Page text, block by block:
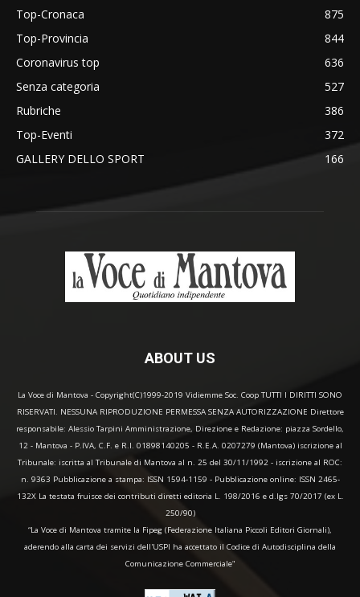
Top-Cronaca
875
Top-Provincia
844
Coronavirus top
636
Senza categoria
527
Rubriche
386
Top-Eventi
372
GALLERY DELLO SPORT
166
ABOUT US
La Voce di Mantova - Copyright(C)1999-2019 Vidiemme Soc. Coop TUTTI I DIRITTI SONO
RISERVATI. NESSUNA RIPRODUZIONE PERMESSA SENZA AUTORIZZAZIONE Direttore
responsabile: Alessio Tarpini Amministrazione, Direzione e Redazione: piazza Sordello,
12 - Mantova - P.IVA, C.F. e R.I. 01898140205 - R.E.A. 0207279 (Mantova) iscrizione al
Tribunale: iscritta al Tribunale di Mantova al n. 25 del 30/11/1992 - iscrizione al ROC:
n. 9363 Pubblicazione a stampa: ISSN 1594-1159 - Pubblicazione online: ISSN 2465-
132X La testata fruisce dei contributi diretti editoria L. 198/2016 e d.lgs 70/2017 (ex L.
250/90)
“La Voce di Mantova tramite la Fipeg (Federazione Italiana Piccoli Editori Giornali),
aderendo alla carta dei servizi dell'USPI ha accettato il Codice di Autodisciplina della
Comunicazione Commerciale"